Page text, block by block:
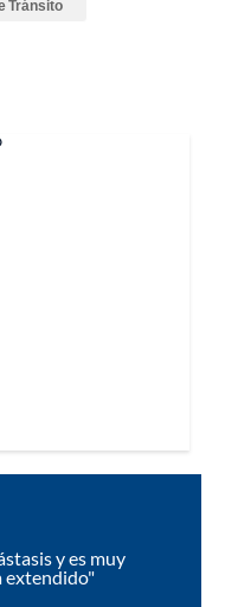
Tránsito
y es muy
extendido"